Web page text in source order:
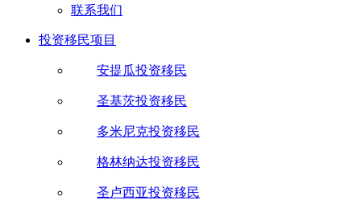
联系我们
投资移民项目
安提瓜投资移民
圣基茨投资移民
多米尼克投资移民
格林纳达投资移民
圣卢西亚投资移民